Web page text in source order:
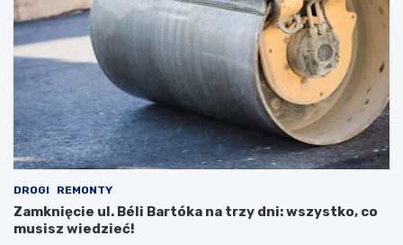
e
ż
y
DROGI REMONTY
Zamknięcie ul. Béli Bartóka na trzy dni: wszystko, co
musisz wiedzieć!